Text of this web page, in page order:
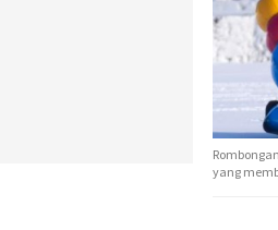
yang